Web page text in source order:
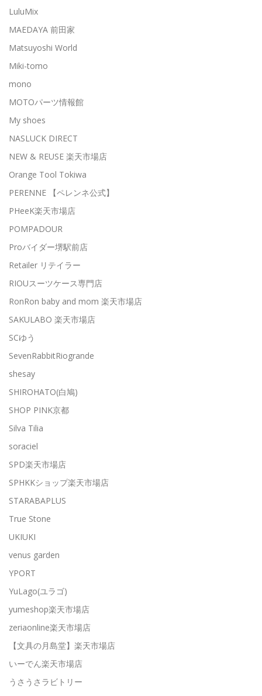
LuluMix
MAEDAYA 前田家
Matsuyoshi World
Miki-tomo
mono
MOTOパーツ情報館
My shoes
NASLUCK DIRECT
NEW & REUSE 楽天市場店
Orange Tool Tokiwa
PERENNE 【ペレンネ公式】
PHeeK楽天市場店
POMPADOUR
Proバイダー堺駅前店
Retailer リテイラー
RIOUスーツケース専門店
RonRon baby and mom 楽天市場店
SAKULABO 楽天市場店
SCゆう
SevenRabbitRiogrande
shesay
SHIROHATO(白鳩)
SHOP PINK京都
Silva Tilia
soraciel
SPD楽天市場店
SPHKKショップ楽天市場店
STARABAPLUS
True Stone
UKIUKI
venus garden
YPORT
YuLago(ユラゴ)
yumeshop楽天市場店
zeriaonline楽天市場店
【文具の月島堂】楽天市場店
いーでん楽天市場店
うさうさラビトリー